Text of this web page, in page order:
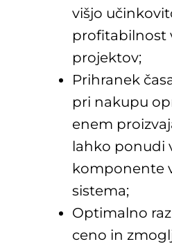
višjo
profitabilnost
projektov;
Prihranek
pri nakupu
enem
lahko ponudi
komponente
sistema;
Optimalno
ceno in